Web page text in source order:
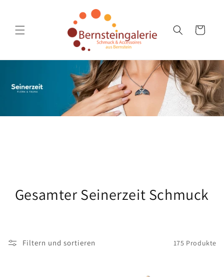
Warenkorb
K
e
Gesamter Seinerzeit Schmuck
Filtern und sortieren 175 Produkte